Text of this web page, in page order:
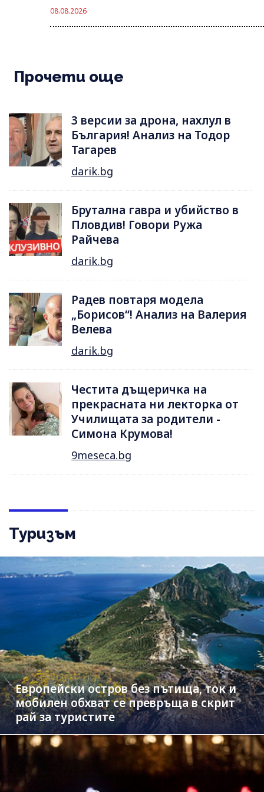
08.08.2026
Прочети още
3 версии за дрона, нахлул в
България! Анализ на Тодор
Тагарев
darik.bg
Брутална гавра и убийство в
Пловдив! Говори Ружа
Райчева
darik.bg
Радев повтаря модела
„Борисов“! Анализ на Валерия
Велева
darik.bg
Честита дъщеричка на
прекрасната ни лекторка от
Училищата за родители -
Симона Крумова!
9meseca.bg
Туризъм
Европейски остров без пътища, ток и
мобилен обхват се превръща в скрит
рай за туристите